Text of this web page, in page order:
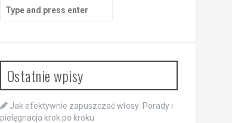
for:
Ostatnie wpisy
Jak efektywnie zapuszczać włosy: Porady i
pielęgnacja krok po kroku